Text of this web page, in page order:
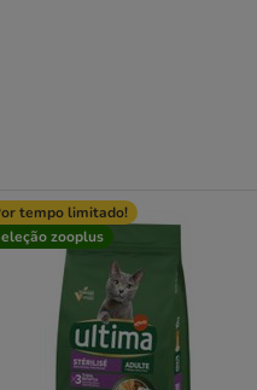
tempo limitado!
zooplus